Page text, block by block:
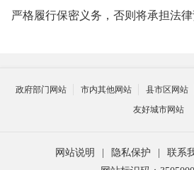
严格履行保密义务，否则将承担法律
政府部门网站 市内其他网站 县市区网站
友好城市网站
网站说明 隐私保护 联系